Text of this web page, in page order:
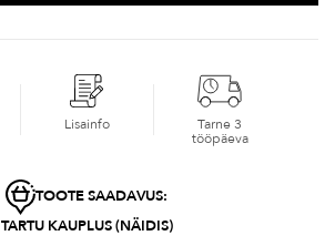
Lisainfo
Tarne 3
tööpäeva
TOOTE SAADAVUS:
TARTU KAUPLUS (NÄIDIS)